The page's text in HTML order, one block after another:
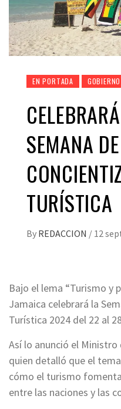
EN PORTADA GOBIERNO
SEMANA DE
TURÍSTICA
By REDACCION / 12
Bajo el lema “Turismo y
Jamaica celebrará la
Turística 2024 del 22 al
Así lo anunció el
quien detalló que el
cómo el turismo
entre las naciones y las